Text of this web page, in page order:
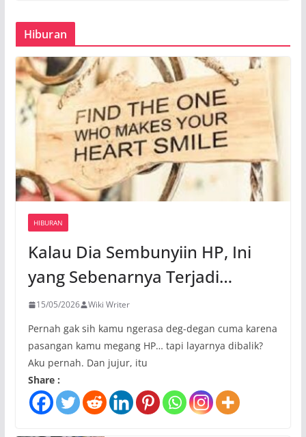
Hiburan
HIBURAN
Kalau Dia Sembunyiin HP, Ini
yang Sebenarnya Terjadi…
15/05/2026 Wiki Writer
Pernah gak sih kamu ngerasa deg-degan cuma karena
pasangan kamu megang HP… tapi layarnya dibalik?
Aku pernah. Dan jujur, itu
Share :